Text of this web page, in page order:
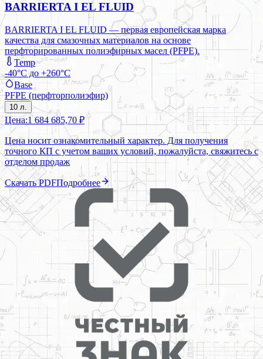
BARRIERTA I EL FLUID
BARRIERTA I EL FLUID — первая европейская марка
качества для смазочных материалов на основе
перфторированных полиэфирных масел (PFPE).
Temp
-40°C до +260°C
Base
PFPE (перфторполиэфир)
10 л.
Цена:1 684 685,70 ₽
Цена носит ознакомительный характер. Для получения
точного КП с учетом ваших условий, пожалуйста, свяжитесь с
отделом продаж
Скачать PDFПодробнее